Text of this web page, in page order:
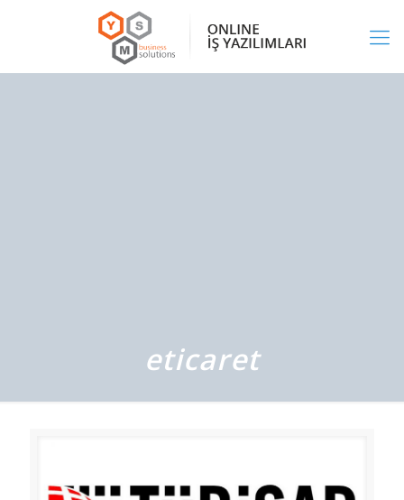
eticaret